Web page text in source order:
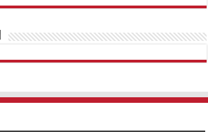
SupertotobetTipobetMatadorbetMariobet